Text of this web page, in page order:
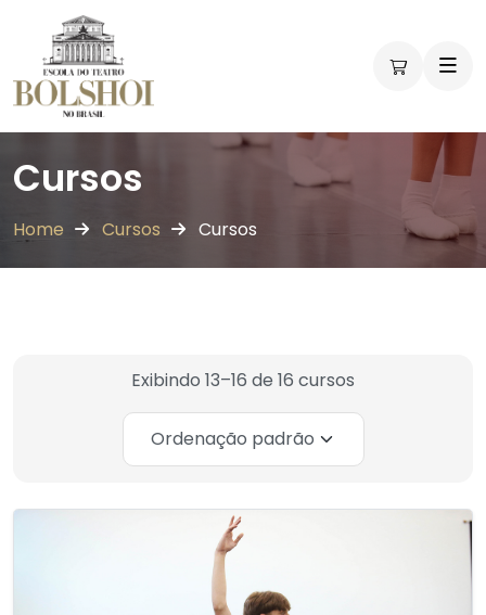
Cursos
Home Cursos Cursos
Exibindo 13–16 de 16 cursos